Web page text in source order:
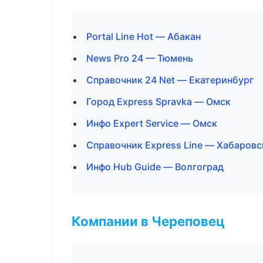
Portal Line Hot — Абакан
News Pro 24 — Тюмень
Справочник 24 Net — Екатеринбург
Город Express Spravka — Омск
Инфо Expert Service — Омск
Справочник Express Line —
Инфо Hub Guide — Волгоград
Компании в Череповец